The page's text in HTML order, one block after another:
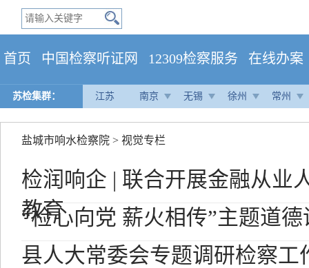
首页 中国检察听证网 12309检察服务 在线办案
苏检集群： 江苏 南京 无锡 徐州 常州
盐城市响水检察院 > 视觉专栏
检润响企 | 联合开展金融从业
教育
“检心向党 薪火相传”主题道德
县人大常委会专题调研检察工